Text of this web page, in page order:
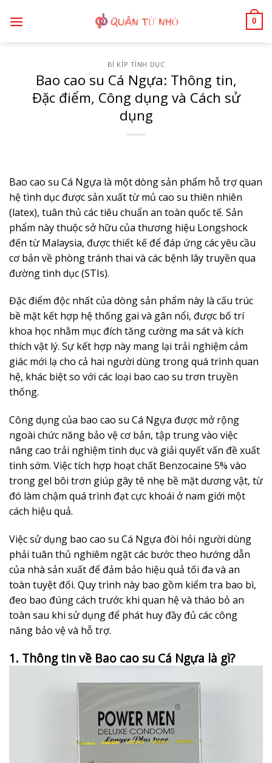
qua
0
BÍ KÍP TÌNH DỤC
Bao cao su Cá Ngựa: Thông tin,
Đặc điểm, Công dụng và Cách sử
dụng
Bao cao su Cá Ngựa là một dòng sản phẩm hỗ trợ quan
hệ tình dục được sản xuất từ mủ cao su thiên nhiên
(latex), tuân thủ các tiêu chuẩn an toàn quốc tế. Sản
phẩm này thuộc sở hữu của thương hiệu Longshock
đến từ Malaysia, được thiết kế để đáp ứng các yêu cầu
cơ bản về phòng tránh thai và các bệnh lây truyền qua
đường tình dục (STIs).
Đặc điểm độc nhất của dòng sản phẩm này là cấu trúc
bề mặt kết hợp hệ thống gai và gân nổi, được bố trí
khoa học nhằm mục đích tăng cường ma sát và kích
thích vật lý. Sự kết hợp này mang lại trải nghiệm cảm
giác mới lạ cho cả hai người dùng trong quá trình quan
hệ, khác biệt so với các loại bao cao su trơn truyền
thống.
Công dụng của bao cao su Cá Ngựa được mở rộng
ngoài chức năng bảo vệ cơ bản, tập trung vào việc
nâng cao trải nghiệm tình dục và giải quyết vấn đề xuất
tinh sớm. Việc tích hợp hoạt chất Benzocaine 5% vào
trong gel bôi trơn giúp gây tê nhẹ bề mặt dương vật, từ
đó làm chậm quá trình đạt cực khoái ở nam giới một
cách hiệu quả.
Việc sử dụng bao cao su Cá Ngựa đòi hỏi người dùng
phải tuân thủ nghiêm ngặt các bước theo hướng dẫn
của nhà sản xuất để đảm bảo hiệu quả tối đa và an
toàn tuyệt đối. Quy trình này bao gồm kiểm tra bao bì,
đeo bao đúng cách trước khi quan hệ và tháo bỏ an
toàn sau khi sử dụng để phát huy đầy đủ các công
năng bảo vệ và hỗ trợ.
1. Thông tin về Bao cao su Cá Ngựa là gì?